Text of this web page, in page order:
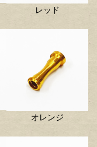
レッド
オレンジ